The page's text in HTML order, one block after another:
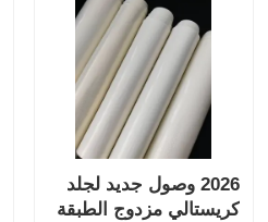
2026 وصول جديد لجلد
كريستالي مزدوج الطبقة